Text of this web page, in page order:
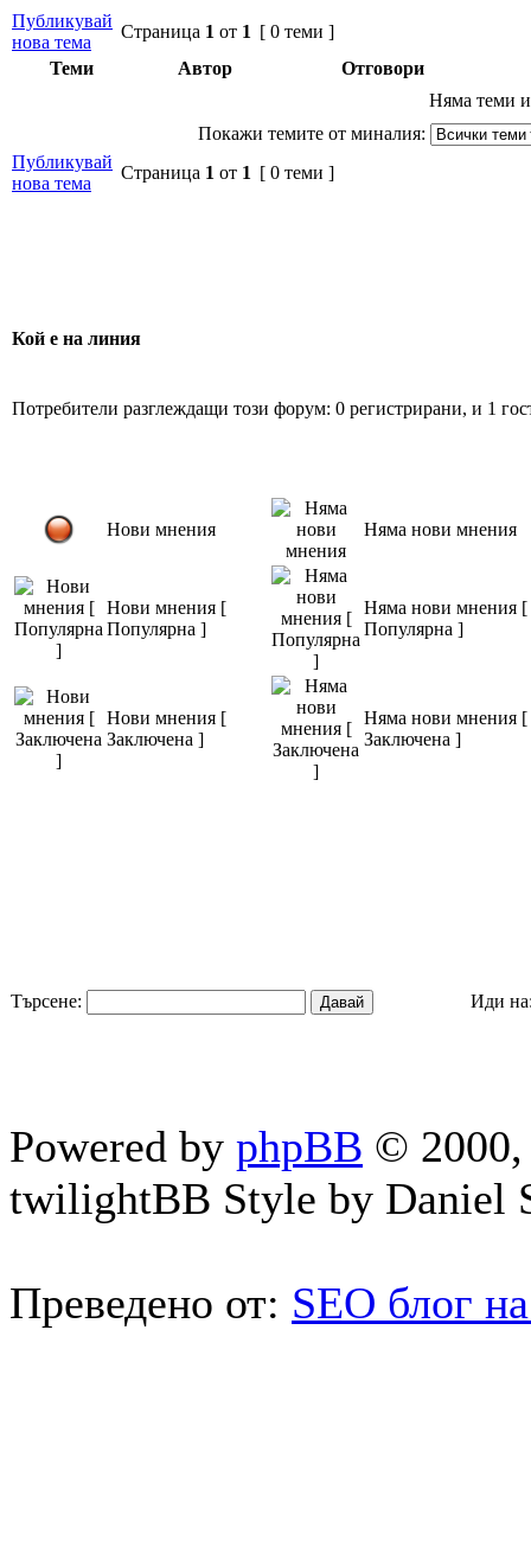
Публикувай
нова тема
Страница 1 от 1 [ 0 теми ]
Теми
Автор
Отговори
Няма теми
Покажи темите от миналия:
Публикувай
нова тема
Страница 1 от 1 [ 0 теми ]
Кой е на линия
Потребители разглеждащи този форум: 0 регистрирани, и 1
Нови мнения Няма нови мнения
Нови мнения [
Популярна ]
Няма нови мнения [
Популярна ]
Нови мнения [
Заключена ]
Няма нови мнения [
Заключена ]
Търсене: Иди
Powered by phpBB © 2000,
twilightBB Style by Daniel
Преведено от: SEO блог